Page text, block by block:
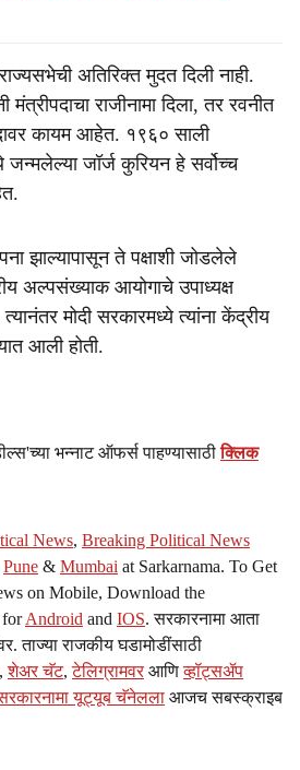
अतिरिक्त मुदत दिली नाही.
मंत्रीपदाचा राजीनामा दिला, तर रवनीत
कायम आहेत. १९६० साली
जॉर्ज कुरियन हे सर्वोच्च
झाल्यापासून ते पक्षाशी जोडलेले
अल्पसंख्याक आयोगाचे उपाध्यक्ष
मोदी सरकारमध्ये त्यांना केंद्रीय
आली होती.
भन्नाट ऑफर्स पाहण्यासाठीक्लिक
News, Breaking Political News
Pune & Mumbai at Sarkarnama. To Get
on Mobile, Download the
forAndroid and IOS. सरकारनामा आता
ताज्या राजकीय घडामोडींसाठी
,शेअर चॅट,टेलिग्रामवर आणिव्हॉट्सॲप
यूट्यूब चॅनेलला आजच सबस्क्राइब